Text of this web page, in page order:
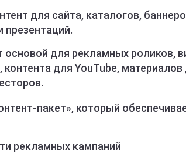
для сайта, каталогов,
основой для рекламных роликов,
контента для YouTube,
пакет», который
рекламных кампаний